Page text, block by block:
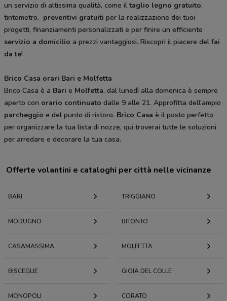
un servizio di altissima qualità, come iltaglio legno gratuito,
tintometro, preventivi gratuiti per la realizzazione dei tuoi
progetti, finanziamenti personalizzati e per finire un efficiente
servizio a domicilio a prezzi vantaggiosi. Riscopri il piacere delfai
da te!
Brico Casa orari Bari e Molfetta
Brico Casa è a Bari e Molfetta, dal lunedì alla domenica è sempre
aperto con orario continuato dalle 9 alle 21. Approfitta dell’ampio
parcheggio e del punto di ristoro. Brico Casa è il posto perfetto
per organizzare la tua lista di nozze, qui troverai tutte le soluzioni
per arredare e decorare la tua casa.
Offerte volantini e cataloghi per città nelle vicinanze
BARI TRIGGIANO
MODUGNO BITONTO
CASAMASSIMA MOLFETTA
BISCEGLIE GIOIA DEL COLLE
MONOPOLI CORATO